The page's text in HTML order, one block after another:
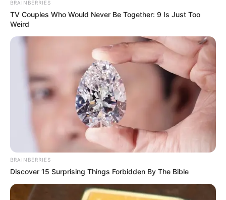
BRAINBERRIES
TV Couples Who Would Never Be Together: 9 Is Just Too
Weird
BRAINBERRIES
Discover 15 Surprising Things Forbidden By The Bible